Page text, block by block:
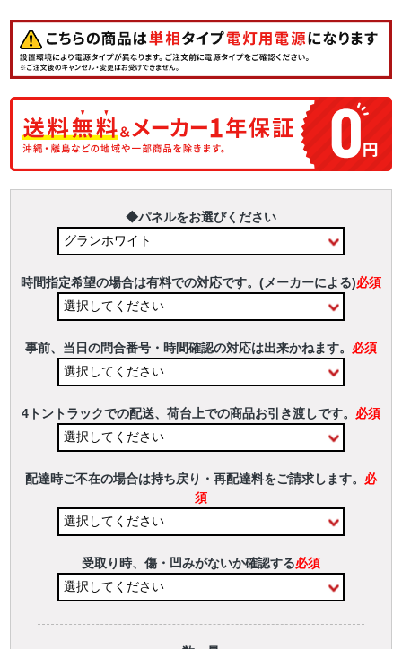
◆パネルをお選びください
時間指定希望の場合は有料での対応です。(メーカーによる)必須
事前、当日の問合番号・時間確認の対応は出来かねます。 必須
4トントラックでの配送、荷台上での商品お引き渡しです。 必須
配達時ご不在の場合は持ち戻り・再配達料をご請求します。 必
須
受取り時、傷・凹みがないか確認する必須